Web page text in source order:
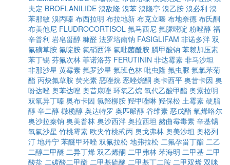
夫定 BROFLANILIDE 溴敌隆 溴苯 溴隐亭 溴乙胺 溴必利 溴
苯那敏 溴丙嗪 布西拉明 布拉地新 布克立嗪 布地奈德 布氏酮
布美他尼 FLUDROCORTISOL 氟马西尼 氟脲嘧啶 粉唑醇 福
辛普利 岩皂甾醇 糠醛 法罗培南钠 FASIGLIFAM 非诺多泮 双
氟磺草胺 氟啶胺 氟硝西泮 氟吡菌酰胺 膦甲酸钠 苯赖加压素
苯丁锡 芬氟次林 菲诺洛芬 FERUTININ 非达霉素 非马沙坦
非那沙星 黄霉素 氟罗沙星 氟班色林 吡虫隆 氟虫脲 氟氯苯菊
酯 丙炔氟草胺 荧光素 恶唑烷 恶唑烷酮 奥卡西平 奥昔卡因 奥
吩达唑 奥苯达唑 奥昔康唑 环氧乙烷 氧代乙酸甲酯 奥索拉明
双氧异丁嗪 奥布卡因 氯羟柳胺 羟甲唑啉 羟保松 土霉素 硬脂
醇 辛二醇 橄榄醇 奥达特罗 奥匹哌醇 谷维素 恶戊酯 氧烯咯尔
奥沙拉秦钠 奥美普林 奥沙西泮 奥拉西坦 赭曲霉毒素 辛基锡
氧氟沙星 竹桃霉素 欧夹竹桃甙丙 奥戈弗林 奥美沙坦 奥格列
汀 地丹宁 苯醚甲环唑 双氟拉松 地弗拉松 二氟孕甾丁酯 二乙
二醇二甲醚 二异丁烯 双乙烯酮 二甲弗林 苯海明 二甲基 二甲
酸盐 二碳酸二甲酯 二甲基硫醚 二甲基丁二胺 二甲双烯 双咪